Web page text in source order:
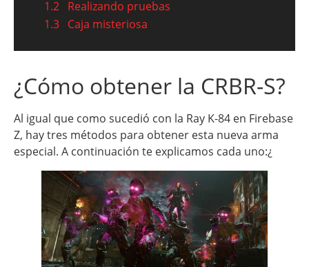
1.2 Realizando pruebas
1.3 Caja misteriosa
¿Cómo obtener la CRBR-S?
Al igual que como sucedió con la Ray K-84 en Firebase
Z, hay tres métodos para obtener esta nueva arma
especial. A continuación te explicamos cada uno:¿